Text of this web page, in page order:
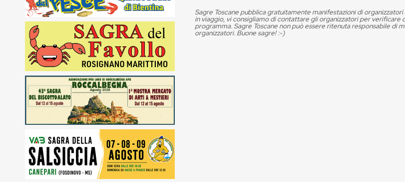
Sagre Toscane pubblica gratuitamente manifestazioni di
in viaggio, vi consigliamo di contattare gli organizzatori per verificare
programma. Sagre Toscane non può essere ritenuta responsabile di
organizzatori. Buone sagre! :-)